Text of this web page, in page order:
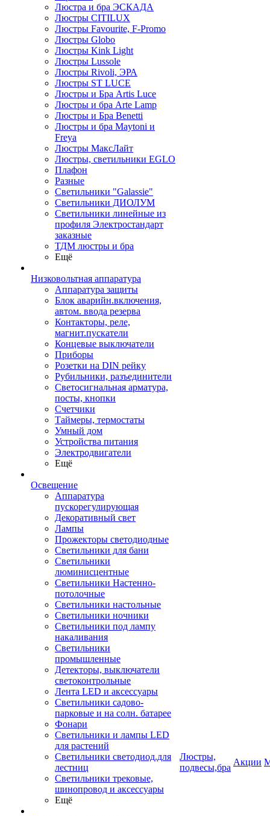
Люстра и бра ЭСКАДА
Люстры CITILUX
Люстры Favourite, F-Promo
Люстры Globo
Люстры Kink Light
Люстры Lussole
Люстры Rivoli, ЭРА
Люстры ST LUCE
Люстры и Бра Artis Luce
Люстры и бра Arte Lamp
Люстры и Бра Benetti
Люстры и бра Maytoni и
Freya
Люстры МаксЛайт
Люстры, светильники EGLO
Плафон
Разные
Светильники "Galassie"
Светильники ДИОЛУМ
Светильники линейные из
профиля Электростандарт
заказные
ТДМ люстры и бра
Ещё
Низковольтная аппаратура
Аппаратура защиты
Блок аварийн.включения,
автом. ввода резерва
Контакторы, реле,
магнит.пускатели
Концевые выключатели
Приборы
Розетки на DIN рейку
Рубильники, разъединители
Светосигнальная арматура,
посты, кнопки
Счетчики
Таймеры, термостаты
Умный дом
Устройства питания
Электродвигатели
Ещё
Освещение
Аппаратура
пускорегулирующая
Декоративный свет
Лампы
Прожекторы светодиодные
Светильники для бани
Светильники
люминисцентные
Светильники Настенно-
потолочные
Светильники настольные
Светильники ночники
Светильники под лампу
накаливания
Светильники
промышленные
Детекторы, выключатели
светоконтрольные
Лента LED и аксессуары
Светильники садово-
парковые и на солн. батарее
Фонари
Светильники и лампы LED
для растений
Светильники светодиод.для
лестниц
Светильники трековые,
шинопровод и аксессуары
Ещё
Люстры,
подвесы,бра
Акции